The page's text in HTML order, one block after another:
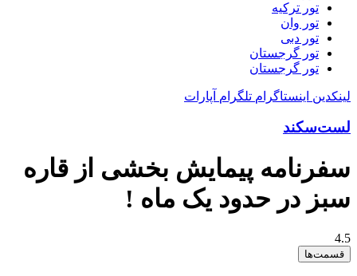
تور ترکیه
تور وان
تور دبی
تور گرجستان
تور گرجستان
لینکدین اینستاگرام تلگرام آپارات
لست‌سکند
سفرنامه پیمایش بخشی از قاره
سبز در حدود یک ماه !
4.5
قسمت‌ها